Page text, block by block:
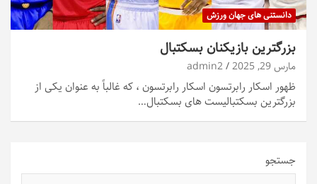
دانستنی های جهان ورزش
بزرگترین بازیکنان بسکتبال
مارس 29, 2025 admin2
ظهور اسکار رابرتسون اسکار رابرتسون ، که غالباً به عنوان یکی از
بزرگترین بسکتبالیست های بسکتبال…
جستجو